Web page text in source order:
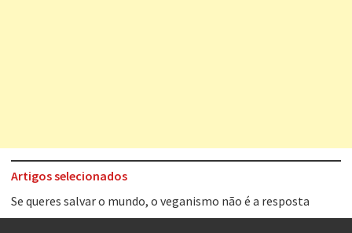
Artigos selecionados
Tem que filmar isso daí